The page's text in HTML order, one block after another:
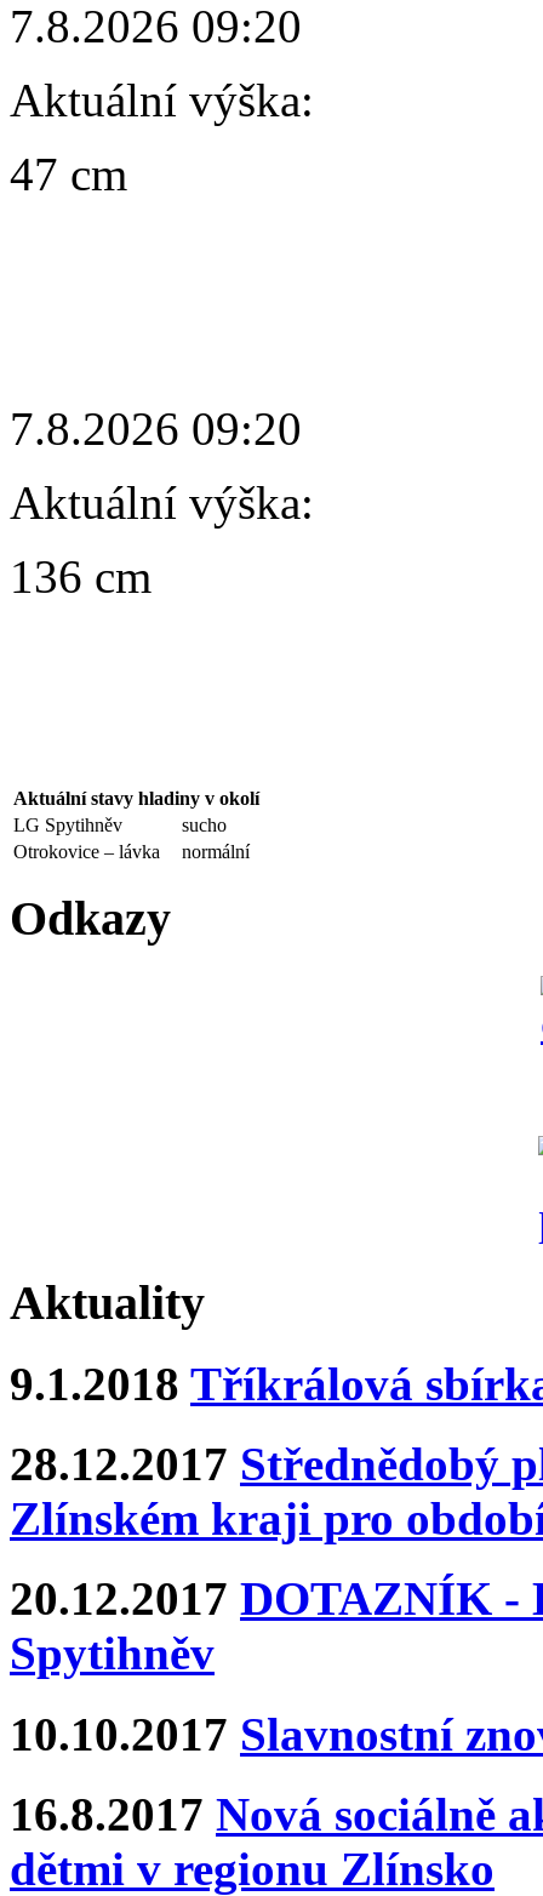
7.8.2026 09:20
Aktuální výška:
47 cm
7.8.2026 09:20
Aktuální výška:
136 cm
Aktuální stavy hladiny v okolí
LG Spytihněv
sucho
Otrokovice – lávka
normální
Odkazy
Aktuality
9.1.2018 Tříkrálová
28.12.2017 Střednědobý
Zlínském kraji pro
20.12.2017 DOTAZNÍK -
Spytihněv
10.10.2017 Slavnostní
16.8.2017 Nová sociálně
dětmi v regionu Zlínsko